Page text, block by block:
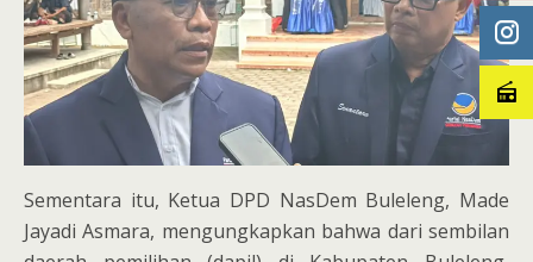
Sementara itu, Ketua DPD NasDem Buleleng, Made
Jayadi Asmara, mengungkapkan bahwa dari sembilan